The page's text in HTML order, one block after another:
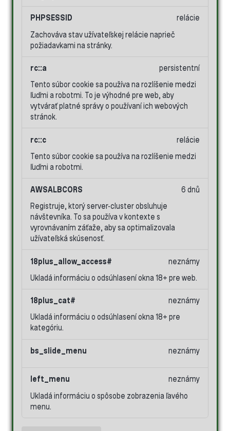
PHPSESSID
Zachováva stav užívateľskej relácie naprieč
požiadavkami na stránky.
relácie
rc::a
Tento súbor cookie sa používa na rozlíšenie medzi
ľuďmi a robotmi. To je výhodné pre web, aby
vytvárať platné správy o používaní ich webových
stránok.
persistentní
rc::c
Tento súbor cookie sa používa na rozlíšenie medzi
ľuďmi a robotmi.
relácie
AWSALBCORS
Registruje, ktorý server-cluster obsluhuje
návštevníka. To sa používa v kontexte s
vyrovnávaním záťaže, aby sa optimalizovala
užívateľská skúsenosť.
6 dnů
18plus_allow_access#
Ukladá informáciu o odsúhlasení okna 18+ pre web.
neznámy
18plus_cat#
Ukladá informáciu o odsúhlasení okna 18+ pre
kategóriu.
neznámy
bs_slide_menu neznámy
left_menu
Ukladá informáciu o spôsobe zobrazenia ľavého
menu.
neznámy